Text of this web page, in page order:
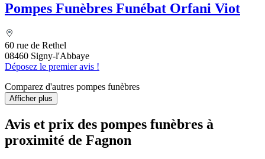
Pompes Funèbres Funébat Orfani Viot
60 rue de Rethel
08460 Signy-l'Abbaye
Déposez le premier avis !
Comparez d'autres pompes funèbres
Afficher plus
Avis et prix des pompes funèbres à
proximité de Fagnon